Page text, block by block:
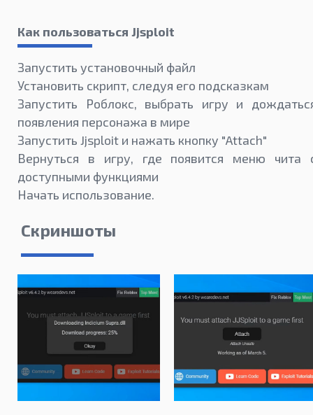
Как пользоваться Jjsploit
Запустить установочный файл
Установить скрипт, следуя его подсказкам
Запустить Роблокс, выбрать игру и
появления персонажа в мире
Запустить Jjsploit и нажать кнопку "Attach"
Вернуться в игру, где появится меню чита
доступными функциями
Начать использование.
Скриншоты